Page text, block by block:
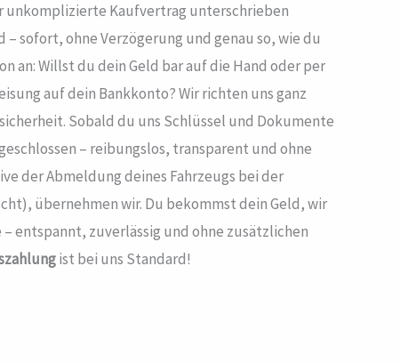
unkomplizierte Kaufvertrag unterschrieben
sofort, ohne Verzögerung und genau so, wie du
an: Willst du dein Geld bar auf die Hand oder per
auf dein Bankkonto? Wir richten uns ganz
Sobald du uns Schlüssel und Dokumente
– reibungslos, transparent und ohne
der Abmeldung deines Fahrzeugs bei der
übernehmen wir. Du bekommst dein Geld, wir
entspannt, zuverlässig und ohne zusätzlichen
ist bei uns Standard!